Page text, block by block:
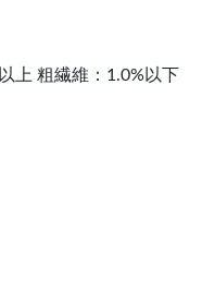
上 粗繊維：1.0%以下